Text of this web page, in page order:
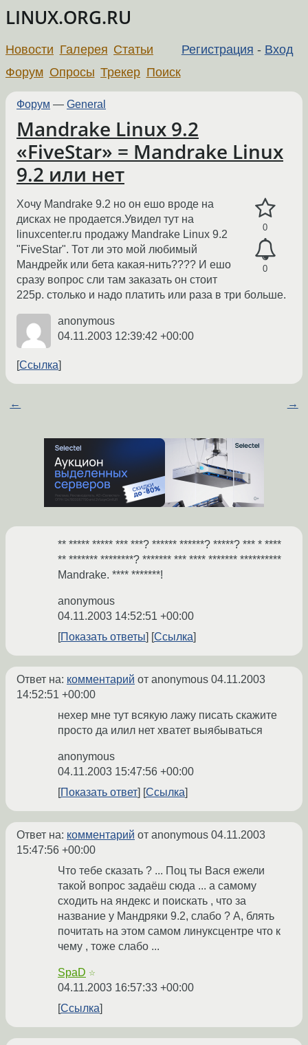
LINUX.ORG.RU
Регистрация - Вход
Новости Галерея Статьи
Форум Опросы Трекер Поиск
Форум — General
Mandrake Linux 9.2
«FiveStar» = Mandrake Linux
9.2 или нет
0
0
Хочу Mandrake 9.2 но он ешо вроде на
дисках не продается.Увидел тут на
linuxcenter.ru продажу Mandrake Linux 9.2
"FiveStar". Тот ли это мой любимый
Мандрейк или бета какая-нить???? И ешо
сразу вопрос сли там заказать он стоит
225р. столько и надо платить или раза в три больше.
anonymous
04.11.2003 12:39:42 +00:00
Ссылка
← →
** ***** ***** *** ***? ****** ******? *****? *** * ****
** ******* ********? ******* *** **** ******* **********
Mandrake. **** *******!
anonymous
04.11.2003 14:52:51 +00:00
Показать ответы
Ссылка
Ответ на: комментарий от anonymous 04.11.2003
14:52:51 +00:00
нехер мне тут всякую лажу писать скажите
просто да илил нет хватет выябываться
anonymous
04.11.2003 15:47:56 +00:00
Показать ответ
Ссылка
Ответ на: комментарий от anonymous 04.11.2003
15:47:56 +00:00
Что тебе сказать ? ... Поц ты Вася ежели
такой вопрос задаёш сюда ... а самому
сходить на яндекс и поискать , что за
название у Мандряки 9.2, слабо ? А, блять
почитать на этом самом линуксцентре что к
чему , тоже слабо ...
SpaD ☆
04.11.2003 16:57:33 +00:00
Ссылка